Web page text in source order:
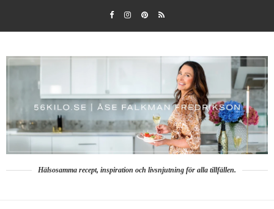
Hälsosamma recept, inspiration och livsnjutning för alla tillfällen.